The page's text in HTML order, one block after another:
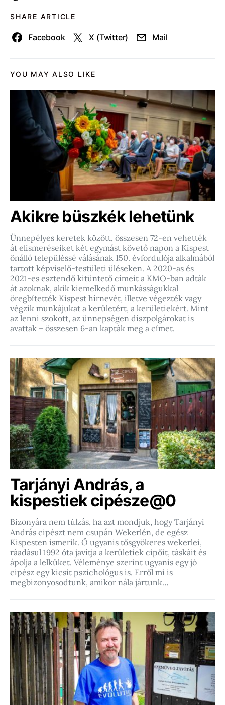
SHARE ARTICLE
Facebook X (Twitter) Mail
YOU MAY ALSO LIKE
Akikre büszkék lehetünk
Ünnepélyes keretek között, összesen 72-en vehették
át elismeréseiket két egymást követő napon a Kispest
önálló településsé válásának 150. évfordulója alkalmából
tartott képviselő-testületi üléseken. A 2020-as és
2021-es esztendő kitüntető címeit a KMO-ban adták
át azoknak, akik kiemelkedő munkásságukkal
öregbítették Kispest hírnevét, illetve végezték vagy
végzik munkájukat a kerületért, a kerületiekért. Mint
az lenni szokott, az ünnepségen díszpolgárokat is
avattak – összesen 6-an kapták meg a címet.
Tarjányi András, a
kispestiek cipésze@0
Bizonyára nem túlzás, ha azt mondjuk, hogy Tarjányi
András cipészt nem csupán Wekerlén, de egész
Kispesten ismerik. Ő ugyanis tősgyökeres wekerlei,
ráadásul 1992 óta javítja a kerületiek cipőit, táskáit és
ápolja a lelküket. Véleménye szerint ugyanis egy jó
cipész egy kicsit pszichológus is. Erről mi is
megbizonyosodtunk, amikor nála jártunk…